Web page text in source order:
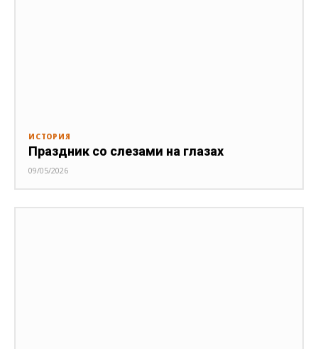
ИСТОРИЯ
Праздник со слезами на глазах
09/05/2026